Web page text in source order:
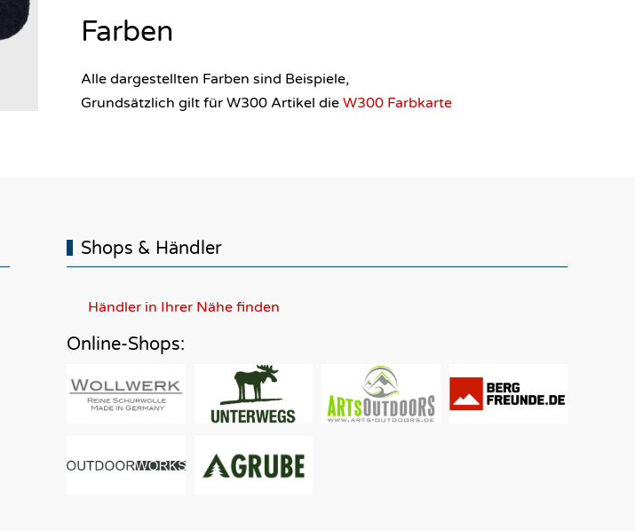
Farben
Alle dargestellten Farben sind Beispiele,
Grundsätzlich gilt für W300 Artikel die W300 Farbkarte
Shops & Händler
Händler in Ihrer Nähe finden
Online-Shops: